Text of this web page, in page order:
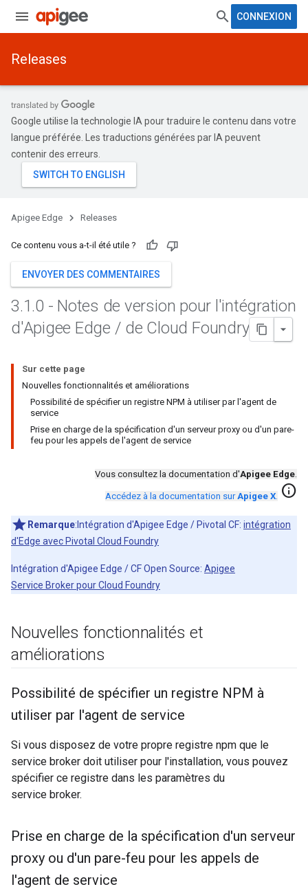
CONNEXION
Releases
Google utilise la technologie IA pour traduire le contenu dans votre
langue préférée. Les traductions générées par IA peuvent
contenir des erreurs.
Apigee Edge Releases
Ce contenu vous a-t-il été utile ?
ENVOYER DES COMMENTAIRES
3.1.0 - Notes de version pour l'intégration
d'Apigee Edge / de Cloud Foundry
Sur cette page
Nouvelles fonctionnalités et améliorations
Possibilité de spécifier un registre NPM à utiliser par l'agent de
service
Prise en charge de la spécification d'un serveur proxy ou d'un pare-
feu pour les appels de l'agent de service
Vous consultez la documentation d'Apigee Edge.
Accédez à la documentation surApigee X. info
Remarque:Intégration d'Apigee Edge / Pivotal CF: intégration
d'Edge avec Pivotal Cloud Foundry
Intégration d'Apigee Edge / CF Open Source: Apigee
Service Broker pour Cloud Foundry
Nouvelles fonctionnalités et
améliorations
Possibilité de spécifier un registre NPM à
utiliser par l'agent de service
Si vous disposez de votre propre registre npm que le
service broker doit utiliser pour l'installation, vous pouvez
spécifier ce registre dans les paramètres du
service broker.
Prise en charge de la spécification d'un serveur
proxy ou d'un pare-feu pour les appels de
l'agent de service